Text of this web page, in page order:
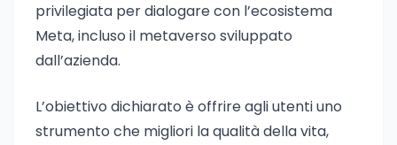
privilegiata per dialogare con l’ecosistema
Meta, incluso il metaverso sviluppato
dall’azienda.
L’obiettivo dichiarato è offrire agli utenti uno
strumento che migliori la qualità della vita,